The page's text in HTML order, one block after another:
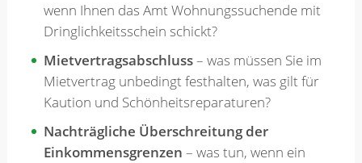
wenn Ihnen das Amt Wohnungssuchende mit
Dringlichkeitsschein schickt?
Mietvertragsabschluss– was müssen Sie im
Mietvertrag unbedingt festhalten, was gilt für
Kaution und Schönheitsreparaturen?
Nachträgliche Überschreitung der
Einkommensgrenzen – was tun, wenn ein